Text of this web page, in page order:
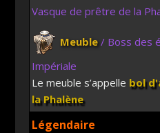
Vasque de prêtre de la
Meuble / Boss des
Impériale
Le meuble s’appelle bol
la Phalène
Légendaire